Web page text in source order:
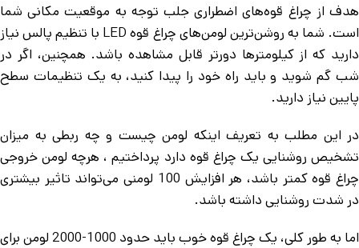
هدف از چراغ قوه‌‌های اضطراری جلب توجه به موقعیت مکانی شما
است. شما به روشن‌ترین لومن‌های چراغ قوه LED با تنظیم پالس نیاز
دارید که از کیلومترها دورتر قابل مشاهده باشد. همچنین، اگر در
شب گم شوید و باید راه خود را پیدا کنید، به یک تنظیمات سطح
پایین نیاز دارید.
در این مطلب به تعریف اینکه لومن چیست و چه ربطی به میزان
تشخیص روشنایی یک چراغ قوه دارد پرداختیم ، هرچه لومن خروجی
چراغ قوه کمتر باشد، هر افزایش 100 لومنی می‌تواند تاثیر بیشتری
در شدت روشنایی داشته باشد.
اما به طور کلی، یک چراغ قوه خوب باید حدود 1000-2000 لومن برای